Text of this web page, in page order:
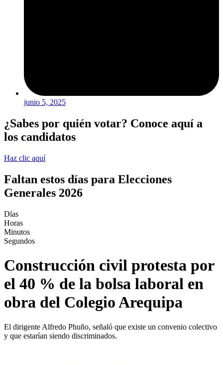
junio 5, 2025
¿Sabes por quién votar? Conoce aquí a
los candidatos
Haz clic aquí
Faltan estos días para Elecciones
Generales 2026
Días
Horas
Minutos
Segundos
Construcción civil protesta por
el 40 % de la bolsa laboral en
obra del Colegio Arequipa
El dirigente Alfredo Phuño, señaló que existe un convenio colectivo
y que estarían siendo discriminados.